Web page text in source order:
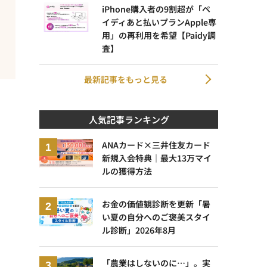
iPhone購入者の9割超が「ペ
イディあと払いプランApple専
用」の再利用を希望【Paidy調
査】
最新記事をもっと見る
人気記事ランキング
ANAカード×三井住友カード
新規入会特典｜最大13万マイ
ルの獲得方法
お金の価値観診断を更新「暑
い夏の自分へのご褒美スタイ
ル診断」2026年8月
「農業はしないのに…」。実